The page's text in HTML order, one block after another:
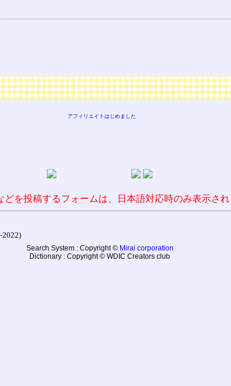
アフィリエイトはじめました
どを投稿するフォームは、日本語対応時のみ表示さ
2022)
Search System : Copyright © Mirai corporation
Dictionary : Copyright © WDIC Creators club